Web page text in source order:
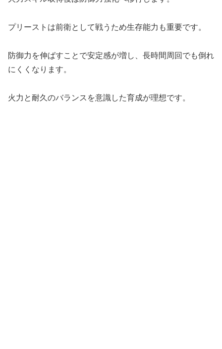
プリーストは前衛として戦うため生存能力も重要です。
防御力を伸ばすことで安定感が増し、長時間周回でも倒れ
にくくなります。
火力と耐久のバランスを意識した育成が理想です。